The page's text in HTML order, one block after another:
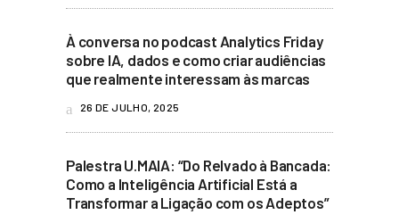
À conversa no podcast Analytics Friday
sobre IA, dados e como criar audiências
que realmente interessam às marcas
26 DE JULHO, 2025
Palestra U.MAIA: “Do Relvado à Bancada:
Como a Inteligência Artificial Está a
Transformar a Ligação com os Adeptos”